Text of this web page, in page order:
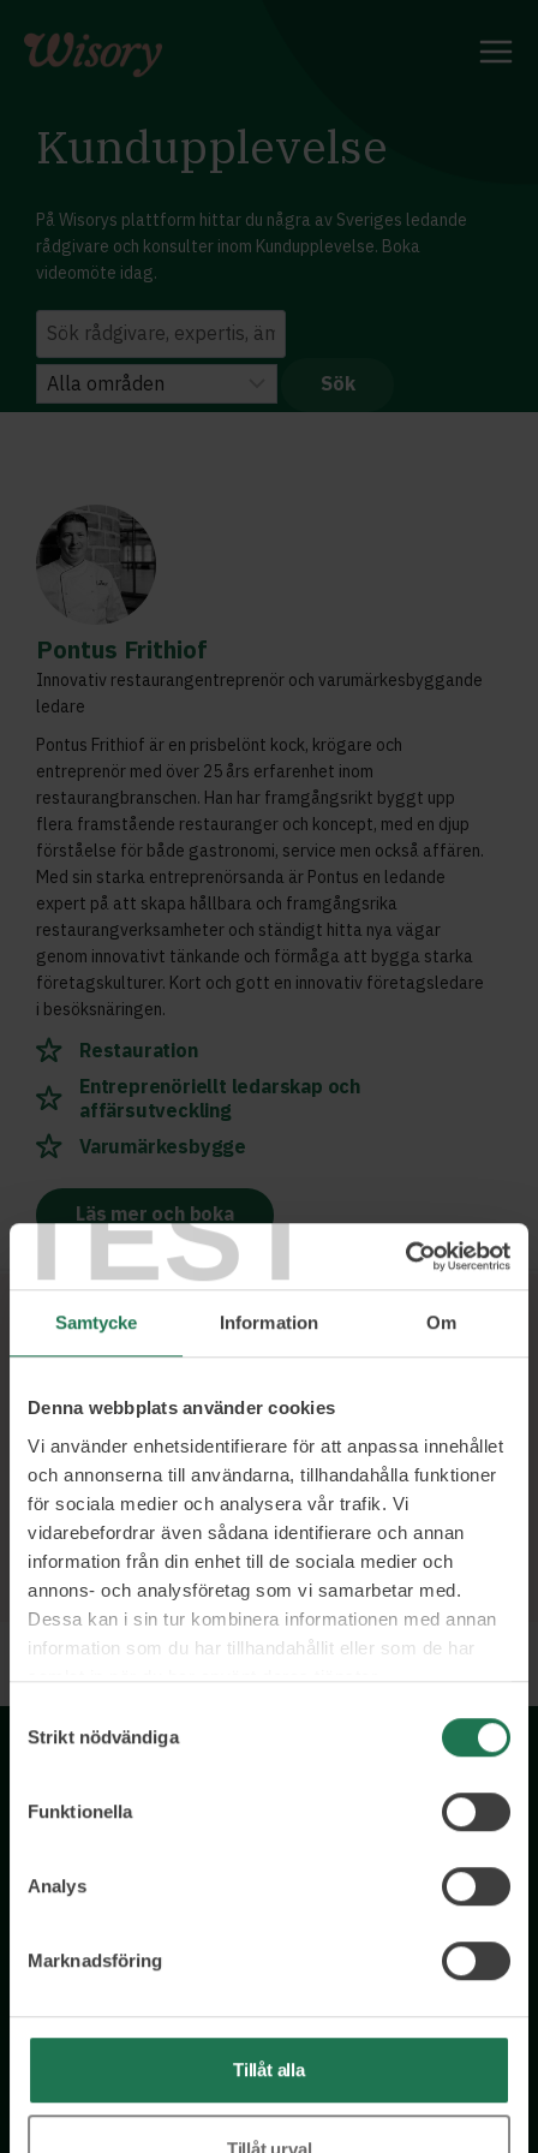
TEST
Samtycke Information Om
Denna webbplats använder cookies
Vi använder enhetsidentifierare för att anpassa innehållet
och annonserna till användarna, tillhandahålla funktioner
för sociala medier och analysera vår trafik. Vi
vidarebefordrar även sådana identifierare och annan
information från din enhet till de sociala medier och
annons- och analysföretag som vi samarbetar med.
Dessa kan i sin tur kombinera informationen med annan
information som du har tillhandahållit eller som de har
samlat in när du har använt deras tjänster.
Samtyckesval
Strikt nödvändiga
Funktionella
Analys
Marknadsföring
Tillåt alla
Tillåt urval
content
Kundupplevelse
På Wisorys plattform hittar du några av Sveriges ledande
rådgivare och konsulter inom Kundupplevelse. Boka
videomöte idag.
Pontus Frithiof
Innovativ restaurangentreprenör och varumärkesbyggande
ledare
Pontus Frithiof är en prisbelönt kock, krögare och
entreprenör med över 25 års erfarenhet inom
restaurangbranschen. Han har framgångsrikt byggt upp
flera framstående restauranger och koncept, med en djup
förståelse för både gastronomi, service men också affären.
Med sin starka entreprenörsanda är Pontus en ledande
expert på att skapa hållbara och framgångsrika
restaurangverksamheter och ständigt hitta nya vägar
genom innovativt tänkande och förmåga att bygga starka
företagskulturer. Kort och gott en innovativ företagsledare
i besöksnäringen.
Restauration
Entreprenöriellt ledarskap och
affärsutveckling
Varumärkesbygge
Läs mer och boka
Ett urval av våra kunder
114 26 Stockholm
Tel: 076 231 77 14
Kontakta oss